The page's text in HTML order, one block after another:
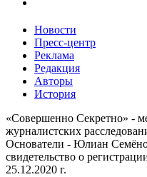
Новости
Пресс-центр
Реклама
Редакция
Авторы
История
«Совершенно Секретно» -
журналистских
Основатели - Юлиан
свидетельство о
25.12.2020 г.